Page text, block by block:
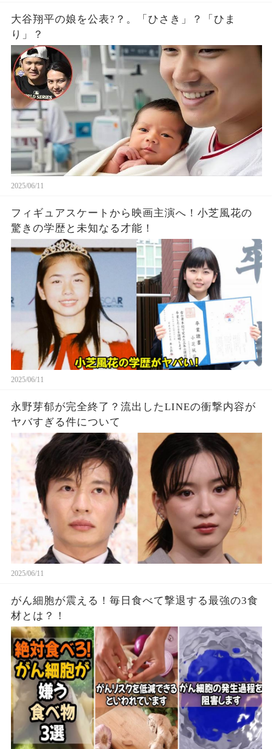
大谷翔平の娘を公表?？。「ひさき」？「ひま
り」？
2025/06/11
フィギュアスケートから映画主演へ！小芝風花の
驚きの学歴と未知なる才能！
2025/06/11
永野芽郁が完全終了？流出したLINEの衝撃内容が
ヤバすぎる件について
2025/06/11
がん細胞が震える！毎日食べて撃退する最強の3食
材とは？！